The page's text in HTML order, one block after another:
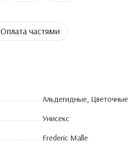
Оплата частями
Альдегидные, Цветочные
Унисекс
Frederic Malle